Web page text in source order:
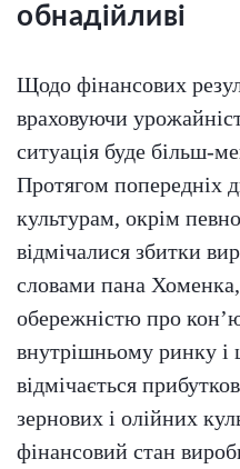
обнадійливі
Щодо фінансових
враховуючи
ситуація буде більш-
Протягом попередніх
культурам, окрім
відмічалися збитки
словами пана
обережністю про
внутрішньому ринку і
відмічається
зернових і олійних
фінансовий стан